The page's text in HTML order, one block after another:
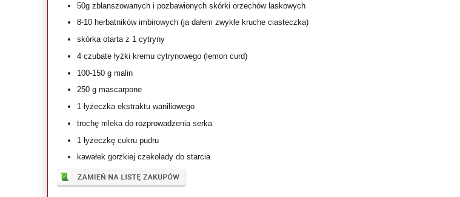
50g zblanszowanych i pozbawionych skórki orzechów laskowych
8-10 herbatników imbirowych (ja dałem zwykłe kruche ciasteczka)
skórka otarta z 1 cytryny
4 czubate łyżki kremu cytrynowego (lemon curd)
100-150 g malin
250 g mascarpone
1 łyżeczka ekstraktu waniliowego
trochę mleka do rozprowadzenia serka
1 łyżeczkę cukru pudru
kawałek gorzkiej czekolady do starcia